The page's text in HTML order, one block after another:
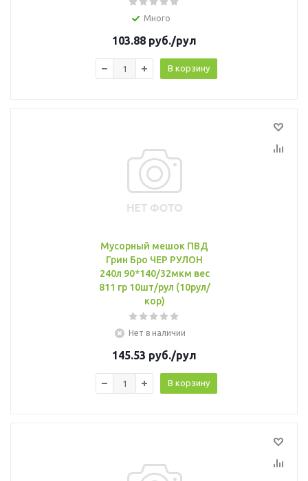
Много
103.88 руб./рул
В корзину
Мусорный мешок ПВД
Грин Бро ЧЕР РУЛОН
240л 90*140/32мкм вес
811 гр 10шт/рул (10рул/
кор)
Нет в наличии
145.53 руб./рул
В корзину